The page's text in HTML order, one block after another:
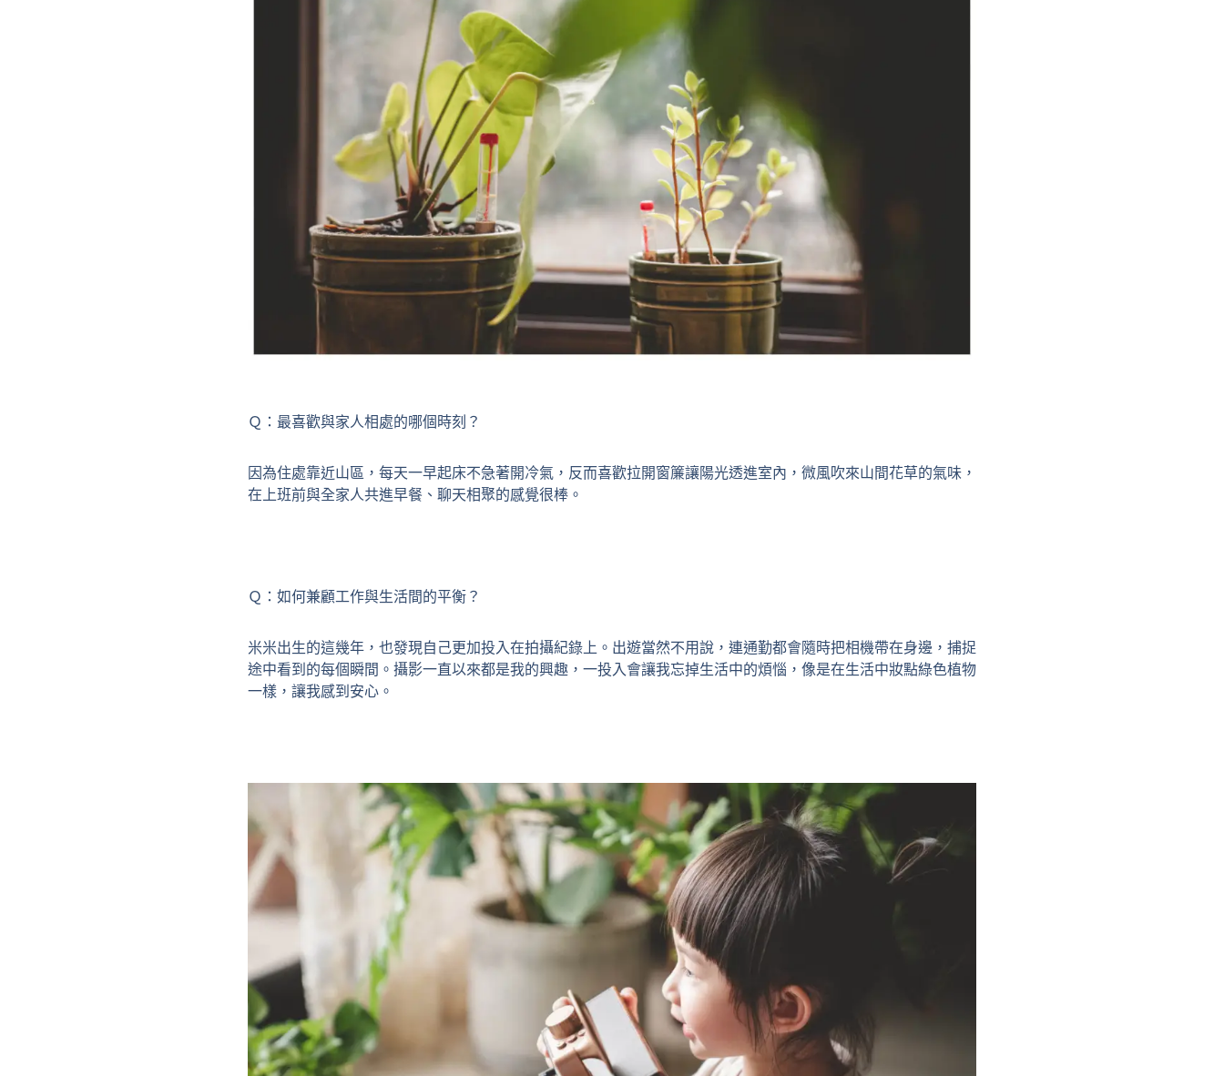
Ｑ：最喜歡與家人相處的哪個時刻？
因為住處靠近山區，每天一早起床不急著開冷氣，反而喜歡拉開窗簾讓陽光透進室內，微風吹來山間花草的氣味，
在上班前與全家人共進早餐、聊天相聚的感覺很棒。
Ｑ：如何兼顧工作與生活間的平衡？
米米出生的這幾年，也發現自己更加投入在拍攝紀錄上。出遊當然不用說，連通勤都會隨時把相機帶在身邊，捕捉
途中看到的每個瞬間。攝影一直以來都是我的興趣，一投入會讓我忘掉生活中的煩惱，像是在生活中妝點綠色植物
一樣，讓我感到安心。